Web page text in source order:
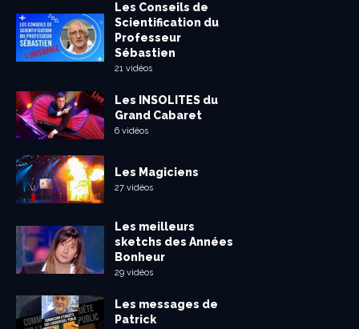
Les Conseils de
Scientification du
Professeur
Sébastien
21 vidéos
Les INSOLITES du
Grand Cabaret
6 vidéos
Les Magiciens
27 vidéos
Les meilleurs
sketchs des Années
Bonheur
29 vidéos
Les messages de
Patrick